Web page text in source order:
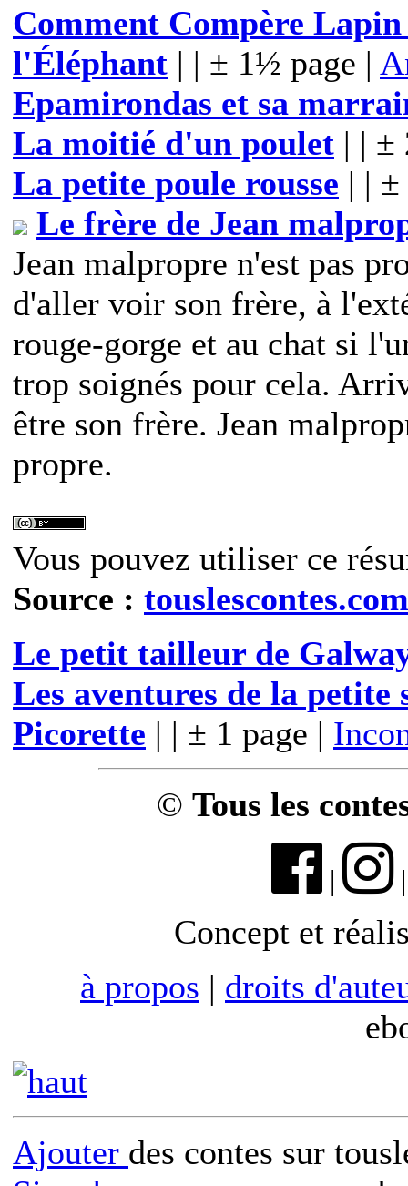
Comment Compère
l'Éléphant | | ± 1½ page |
Epamirondas et sa
La moitié d'un poulet | | ±
La petite poule rousse | |
Le frère de Jean
Jean malpropre n'est pas
d'aller voir son frère, à
rouge-gorge et au chat si
trop soignés pour cela.
être son frère. Jean
propre.
Vous pouvez utiliser ce
Source : touslescontes.com
Le petit tailleur de
Les aventures de la petite
Picorette | | ± 1 page |
© Tous les
|
Concept et
à propos | droits
Ajouter des contes sur